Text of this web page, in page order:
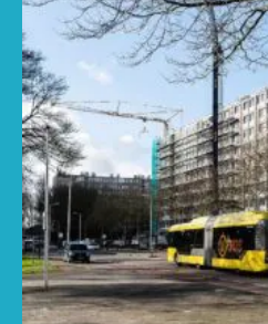
Onderzoeksagenda
Leefbaarheid
en
Veiligheid
2026